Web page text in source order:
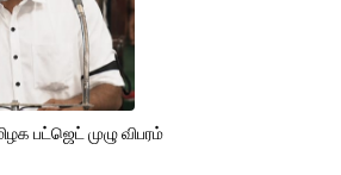
பட்ஜெட் முழு விபரம்